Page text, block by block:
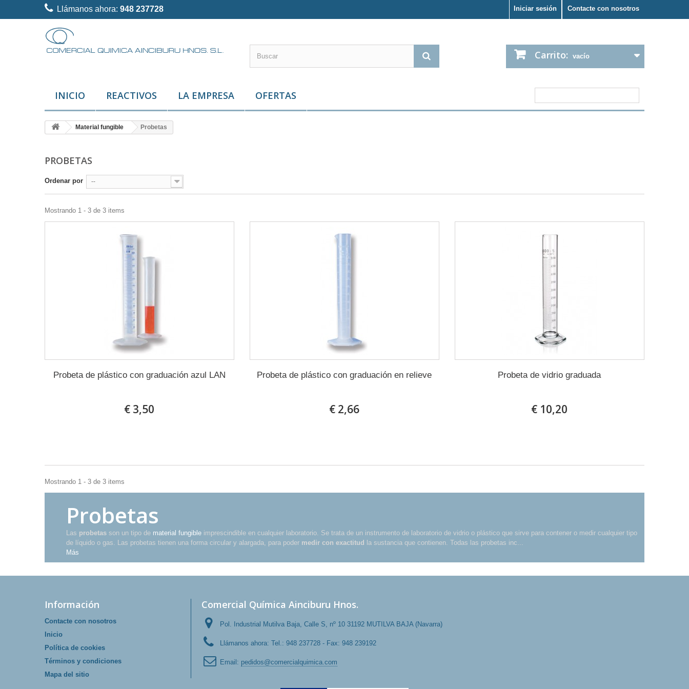
Contacte con nosotros
Llámanos ahora: 948 237728 Iniciar sesión
Carrito: vacío
INICIO REACTIVOS LA EMPRESA OFERTAS
Material fungible Probetas
PROBETAS
Ordenar por --
Mostrando 1 - 3 de 3 items
Probeta de plástico con graduación azul LAN
€ 3,50
Probeta de plástico con graduación en relieve
€ 2,66
Probeta de vidrio graduada
€ 10,20
Mostrando 1 - 3 de 3 items
Probetas
Las probetas son un tipo de material fungible imprescindible en cualquier laboratorio. Se trata de un instrumento de laboratorio de vidrio o plástico que sirve para contener o medir cualquier tipo
de líquido o gas. Las probetas tienen una forma circular y alargada, para poder medir con exactitud
la sustancia que contienen. Todas las probetas inc...
Más
Información
Contacte con nosotros
Inicio
Política de cookies
Términos y condiciones
Mapa del sitio
Comercial Química Ainciburu Hnos.
Pol. Industrial Mutilva Baja, Calle S, nº 10 31192 MUTILVA BAJA (Navarra)
Llámanos ahora: Tel.: 948 237728 - Fax: 948 239192
Email: pedidos@comercialquimica.com